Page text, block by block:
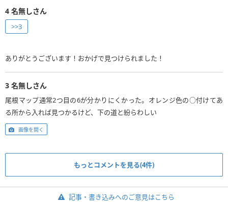
4 名無しさん
>>3
ありがとうございます！おかげで見つけられました！
3 名無しさん
尾根マップ通常2つ目の6が分かりにくかった。オレンジ色の○付けてあ
る所から入れば見つかるけど、下の道と紛らわしい
画像を開く
もっとコメントを見る(4件)
記事・書き込みへのご意見はこちら